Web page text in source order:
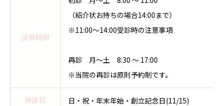
診療時間
（紹介状お持ちの場合14:00まで）
※11:00～14:00受診時の注意事項
再診 月～土 8:30 ～ 17:00
※当院の再診は原則予約制です。
休診日 日・祝・年末年始・創立記念日(11/15)